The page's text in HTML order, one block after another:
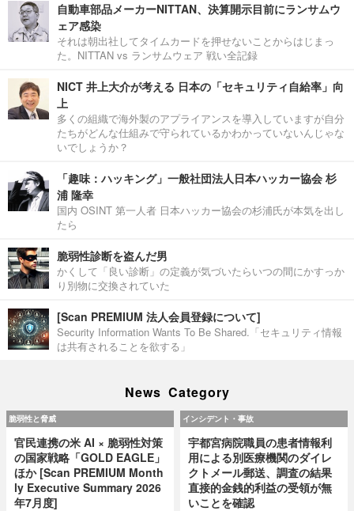
自動車部品メーカーNITTAN、決算開示目前にランサムウ
ェア感染
それは朝出社してタイムカードを押せないことからはじまっ
た。NITTAN vs ランサムウェア 戦い全記録
NICT 井上大介が考える 日本の「セキュリティ自給率」向
上
多くの組織で海外製のアプライアンスを導入していますが自分
たちがどんな仕組みで守られているかわかっていないんじゃな
いでしょうか？
「趣味：ハッキング」一般社団法人日本ハッカー協会 杉
浦 隆幸
国内 OSINT 第一人者 日本ハッカー協会の杉浦氏が本気を出し
たら
脆弱性診断を盗んだ男
かくして「良い診断」の定義が気づいたらいつの間にかすっか
り別物に交換されていた
[Scan PREMIUM 法人会員登録について]
Security Information Wants To Be Shared.「セキュリティ情報
は共有されることを欲する」
News Category
脆弱性と脅威
官民連携の米 AI × 脆弱性対策
の国家戦略「GOLD EAGLE」
ほか [Scan PREMIUM Month
ly Executive Summary 2026
年7月度]
インシデント・事故
宇都宮病院職員の患者情報利
用による別医療機関のダイレ
クトメール郵送、調査の結果
直接的金銭的利益の受領が無
いことを確認